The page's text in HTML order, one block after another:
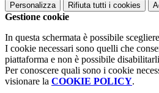
Personalizza Rifiuta tutti i cookies
Gestione cookie
In questa schermata è possibile
I cookie necessari sono quelli che
piattaforma e non è possibile
Per conoscere quali sono i cookie
visionare la COOKIE POLICY.